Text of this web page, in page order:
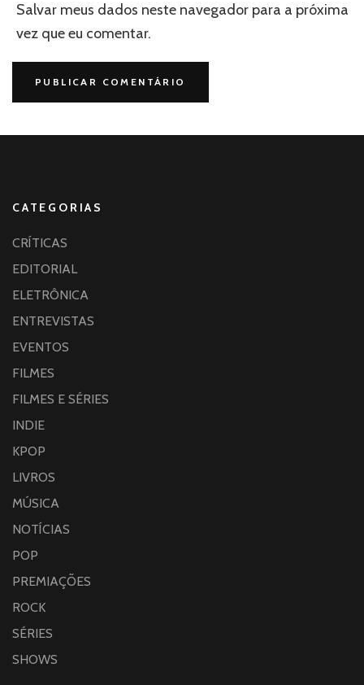
Salvar meus dados neste navegador para a próxima
vez que eu comentar.
CATEGORIAS
CRÍTICAS
EDITORIAL
ELETRÔNICA
ENTREVISTAS
EVENTOS
FILMES
FILMES E SÉRIES
INDIE
KPOP
LIVROS
MÚSICA
NOTÍCIAS
POP
PREMIAÇÕES
ROCK
SÉRIES
SHOWS